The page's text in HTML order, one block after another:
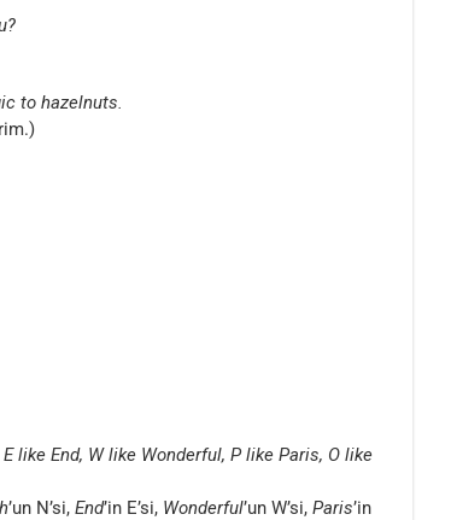
to hazelnuts.
like End, W like Wonderful, P like Paris, O like
’un N’si, End’in E’si, Wonderful’un W’si, Paris’in